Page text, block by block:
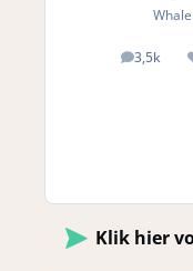
Whale
3,5k
posts
Klik hier